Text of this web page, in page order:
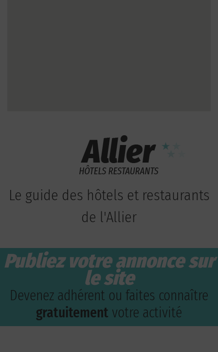
Le guide des hôtels et restaurants
de l'Allier
Publiez votre annonce sur
le site
Devenez adhérent ou faites connaître
gratuitement votre activité